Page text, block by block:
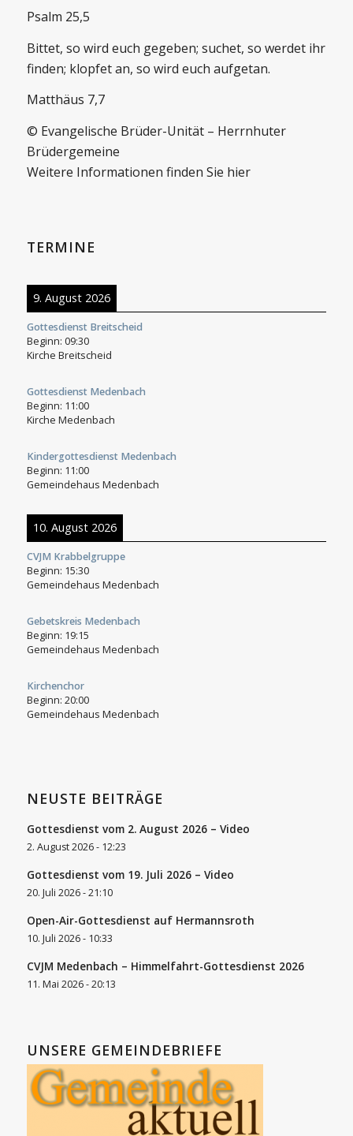
Psalm 25,5
Bittet, so wird euch gegeben; suchet, so werdet ihr
finden; klopfet an, so wird euch aufgetan.
Matthäus 7,7
© Evangelische Brüder-Unität – Herrnhuter
Brüdergemeine
Weitere Informationen finden Sie hier
TERMINE
9. August 2026
Gottesdienst Breitscheid
Beginn: 09:30
Kirche Breitscheid
Gottesdienst Medenbach
Beginn: 11:00
Kirche Medenbach
Kindergottesdienst Medenbach
Beginn: 11:00
Gemeindehaus Medenbach
10. August 2026
CVJM Krabbelgruppe
Beginn: 15:30
Gemeindehaus Medenbach
Gebetskreis Medenbach
Beginn: 19:15
Gemeindehaus Medenbach
Kirchenchor
Beginn: 20:00
Gemeindehaus Medenbach
NEUSTE BEITRÄGE
Gottesdienst vom 2. August 2026 – Video
2. August 2026 - 12:23
Gottesdienst vom 19. Juli 2026 – Video
20. Juli 2026 - 21:10
Open-Air-Gottesdienst auf Hermannsroth
10. Juli 2026 - 10:33
CVJM Medenbach – Himmelfahrt-Gottesdienst 2026
11. Mai 2026 - 20:13
UNSERE GEMEINDEBRIEFE